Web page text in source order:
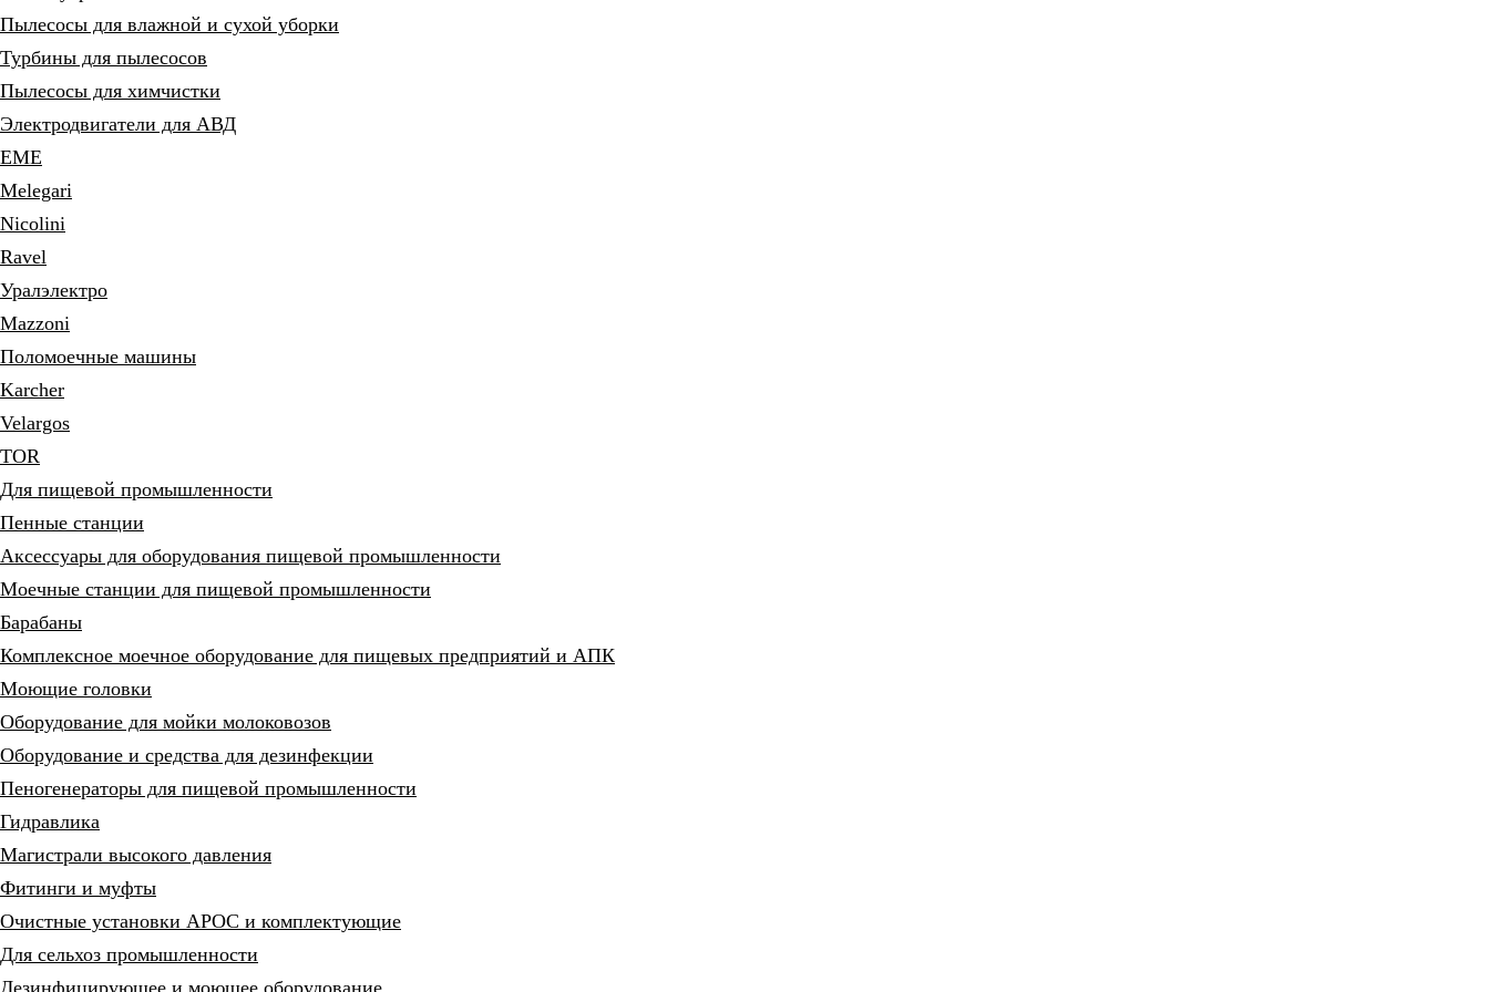
Пылесосы для влажной и сухой уборки
Турбины для пылесосов
Пылесосы для химчистки
Электродвигатели для АВД
EME
Melegari
Nicolini
Ravel
Уралэлектро
Mazzoni
Поломоечные машины
Karcher
Velargos
TOR
Для пищевой промышленности
Пенные станции
Аксессуары для оборудования пищевой промышленности
Моечные станции для пищевой промышленности
Барабаны
Комплексное моечное оборудование для пищевых предприятий и АПК
Моющие головки
Оборудование для мойки молоковозов
Оборудование и средства для дезинфекции
Пеногенераторы для пищевой промышленности
Гидравлика
Магистрали высокого давления
Фитинги и муфты
Очистные установки АРОС и комплектующие
Для сельхоз промышленности